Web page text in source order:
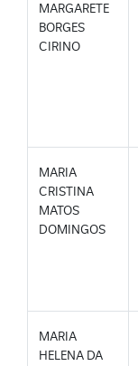
MARGARETE
BORGES
CIRINO
MARIA
CRISTINA
MATOS
DOMINGOS
MARIA
HELENA DA